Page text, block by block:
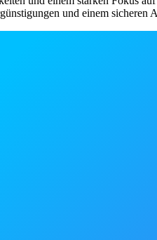
und einem sicheren